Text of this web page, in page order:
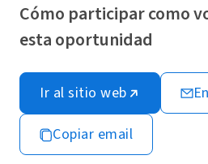
Cómo participar como
esta oportunidad
Ir al sitio web
Copiar email